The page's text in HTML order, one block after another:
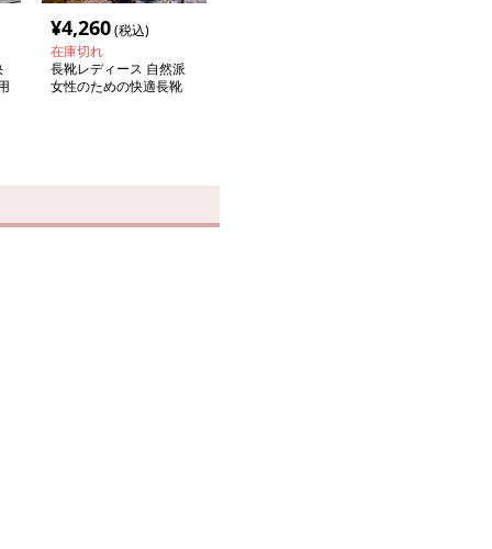
¥4,260(税込)
在庫切れ
長靴レディース 自然派
女性のための快適長靴